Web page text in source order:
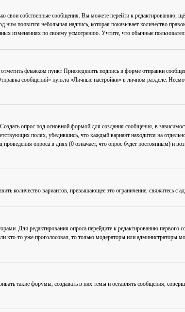
свои собственные сообщения. Вы можете перейти к редактированию,
появится небольшая надпись, которая показывает количество
изменениях по своему усмотрению. Учтите, что обычные
флажком пункт Присоединить подпись в форме отправки
сообщений» пункта «Личные настройки» в личном разделе.
Создать опрос под основной формой для создания сообщения, в
полях, убедившись, что каждый вариант находится на
опроса в днях (0 означает, что опрос будет постоянным) и
количество вариантов, превышающее это ограничение, свяжитесь с
Для редактирования опроса перейдите к редактированию первого
кто-то уже проголосовал, то только модераторы или администраторы
такие форумы, создавать в них темы и оставлять сообщения,